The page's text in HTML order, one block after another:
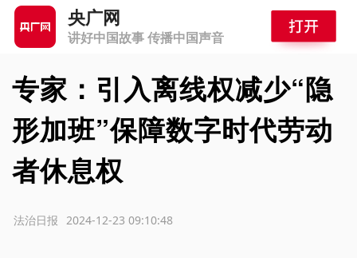
央广网
讲好中国故事 传播中国声音
专家：引入离线权减少“隐
形加班”保障数字时代劳动
者休息权
2024-12-23 09:10:48
法治日报